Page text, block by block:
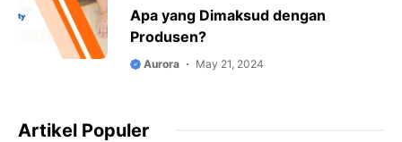
Apa yang Dimaksud dengan
Produsen?
Aurora May 21, 2024
Artikel Populer